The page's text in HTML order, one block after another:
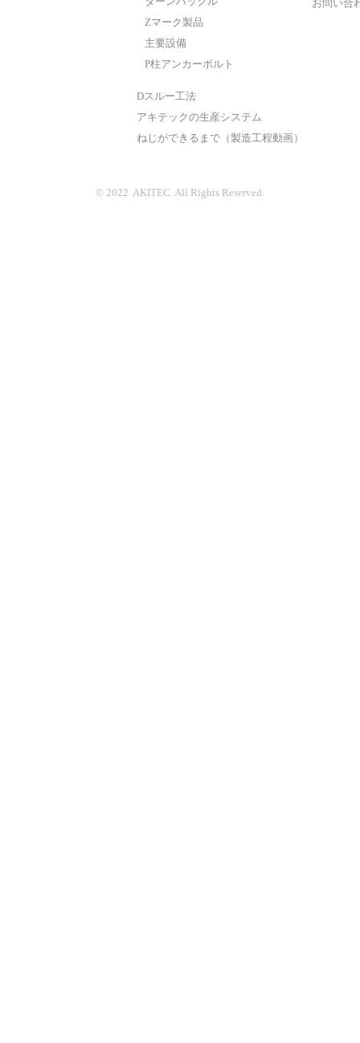
Zマーク製品
主要設備
P柱アンカーボルト
Dスルー工法
アキテックの生産システム
ねじができるまで（製造工程動画）
お問い合
© 2022 AKITEC. All Rights Reserved.